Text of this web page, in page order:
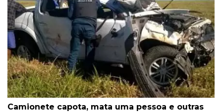
Camionete capota, mata uma pessoa e outras